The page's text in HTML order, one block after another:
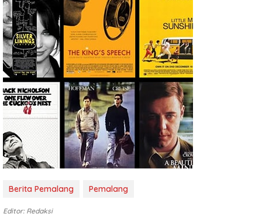
Berita Pemalang Pemalang
Editor: Redaksi